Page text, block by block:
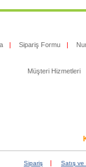
| Sipariş Formu |
Müşteri Hizmetleri
Sipariş | Satış ve